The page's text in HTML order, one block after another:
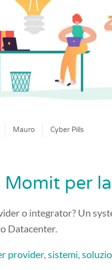
Mauro Cyber Pills
per
o integrator? Un
Datacenter.
provider,sistemi,